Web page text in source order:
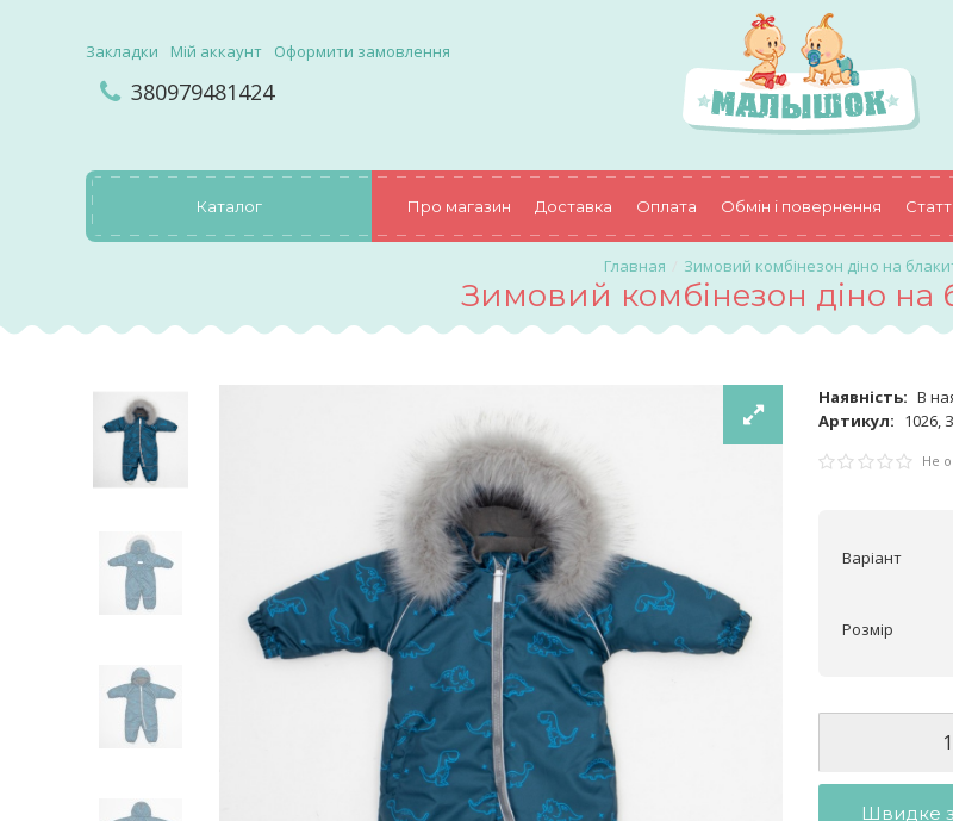
Закладки Мій аккаунт Оформити замовлення
380979481424
Каталог Про магазин Доставка Оплата Обмін і повернення
Зимовий комбінезон діно на
Зимовий комбінезон діно на
Наявність: В
Артикул: 1026,
Не
Варіант
Розмір
Швидке